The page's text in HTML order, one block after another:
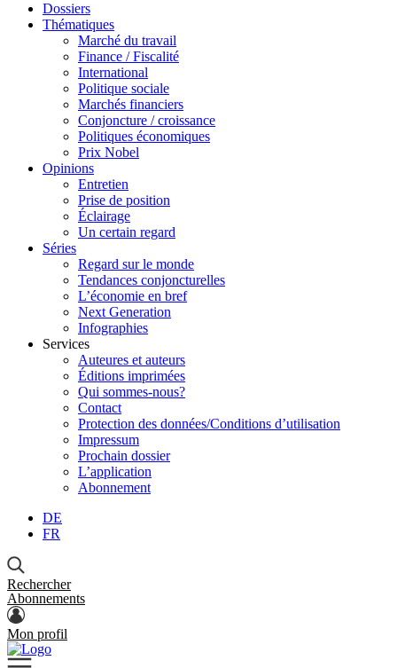
Dossiers
Thématiques
Marché du travail
Finance / Fiscalité
International
Politique sociale
Marchés financiers
Conjoncture / croissance
Politiques économiques
Prix Nobel
Opinions
Entretien
Prise de position
Éclairage
Un certain regard
Séries
Regard sur le monde
Tendances conjoncturelles
L’économie en bref
Next Generation
Infographies
Services
Auteures et auteurs
Éditions imprimées
Qui sommes-nous?
Contact
Protection des données/Conditions d’utilisation
Impressum
Prochain dossier
L’application
Abonnement
DE
FR
Rechercher
Abonnements
Mon profil